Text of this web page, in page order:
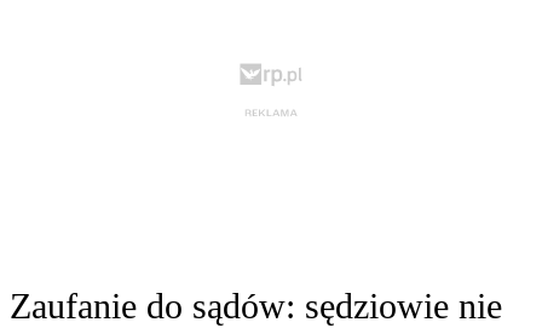
Zaufanie do sądów: sędziowie nie